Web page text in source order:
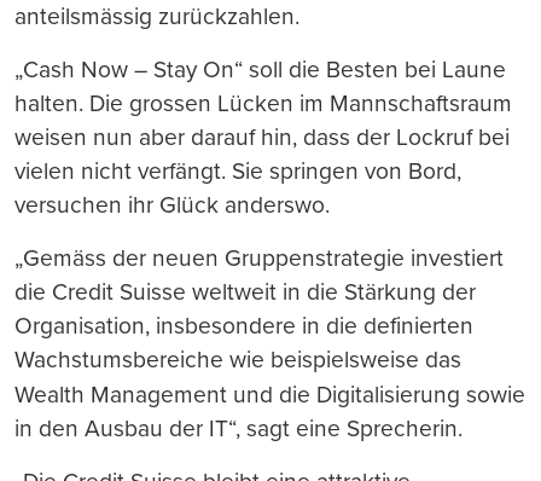
anteilsmässig zurückzahlen.
„Cash Now – Stay On“ soll die Besten bei Laune
halten. Die grossen Lücken im Mannschaftsraum
weisen nun aber darauf hin, dass der Lockruf bei
vielen nicht verfängt. Sie springen von Bord,
versuchen ihr Glück anderswo.
„Gemäss der neuen Gruppenstrategie investiert
die Credit Suisse weltweit in die Stärkung der
Organisation, insbesondere in die definierten
Wachstumsbereiche wie beispielsweise das
Wealth Management und die Digitalisierung sowie
in den Ausbau der IT“, sagt eine Sprecherin.